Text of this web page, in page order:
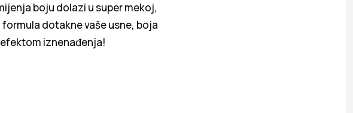
boju dolazi u super mekoj,
dotakne vaše usne, boja
iznenađenja!